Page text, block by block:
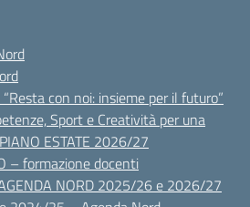
con noi: insieme per il futuro”
Sport e Creatività per una
ESTATE 2026/27
– formazione docenti
NORD 2025/26 e 2026/27